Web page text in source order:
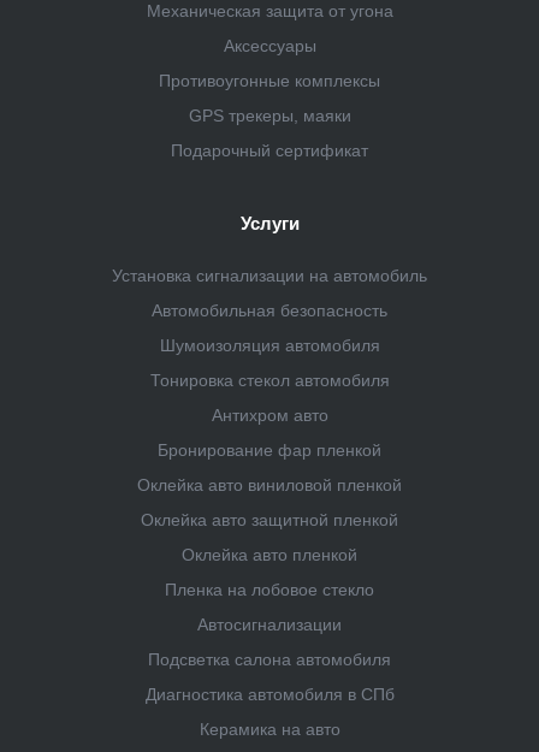
Механическая защита от угона
Аксессуары
Противоугонные комплексы
GPS трекеры, маяки
Подарочный сертификат
Услуги
Установка сигнализации на автомобиль
Автомобильная безопасность
Шумоизоляция автомобиля
Тонировка стекол автомобиля
Антихром авто
Бронирование фар пленкой
Оклейка авто виниловой пленкой
Оклейка авто защитной пленкой
Оклейка авто пленкой
Пленка на лобовое стекло
Автосигнализации
Подсветка салона автомобиля
Диагностика автомобиля в СПб
Керамика на авто